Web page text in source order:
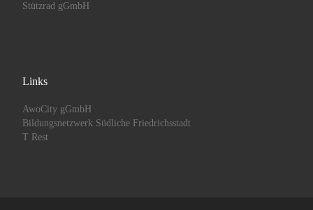
Stützrad gGmbH
Links
AwoCity gGmbH
Bildungsnetzwerk Südliche Friedrichsstadt
T Rest